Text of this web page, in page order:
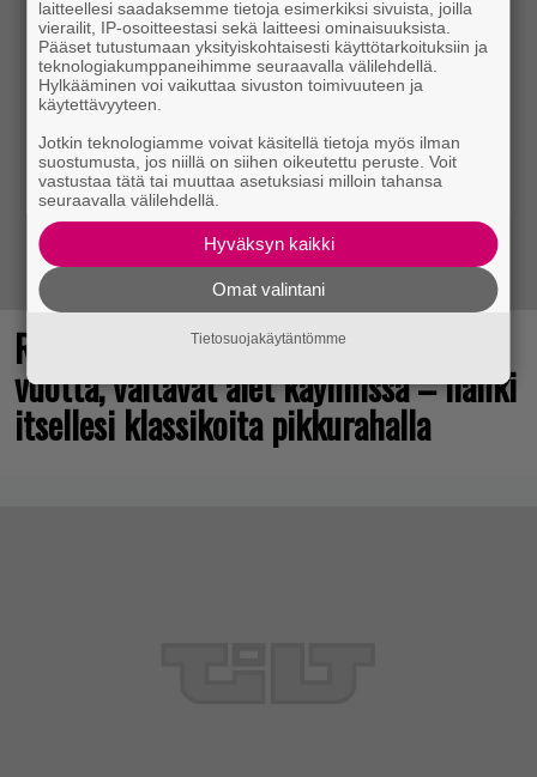
Rakastettu julkaisija täyttää 40
vuotta, valtavat alet käynnissä – hanki
itsellesi klassikoita pikkurahalla
laitteellesi saadaksemme tietoja esimerkiksi sivuista, joilla
vierailit, IP-osoitteestasi sekä laitteesi ominaisuuksista.
Pääset tutustumaan yksityiskohtaisesti käyttötarkoituksiin ja
teknologiakumppaneihimme seuraavalla välilehdellä.
Hylkääminen voi vaikuttaa sivuston toimivuuteen ja
käytettävyyteen.
Jotkin teknologiamme voivat käsitellä tietoja myös ilman
suostumusta, jos niillä on siihen oikeutettu peruste. Voit
vastustaa tätä tai muuttaa asetuksiasi milloin tahansa
seuraavalla välilehdellä.
Hyväksyn kaikki
Omat valintani
Tietosuojakäytäntömme